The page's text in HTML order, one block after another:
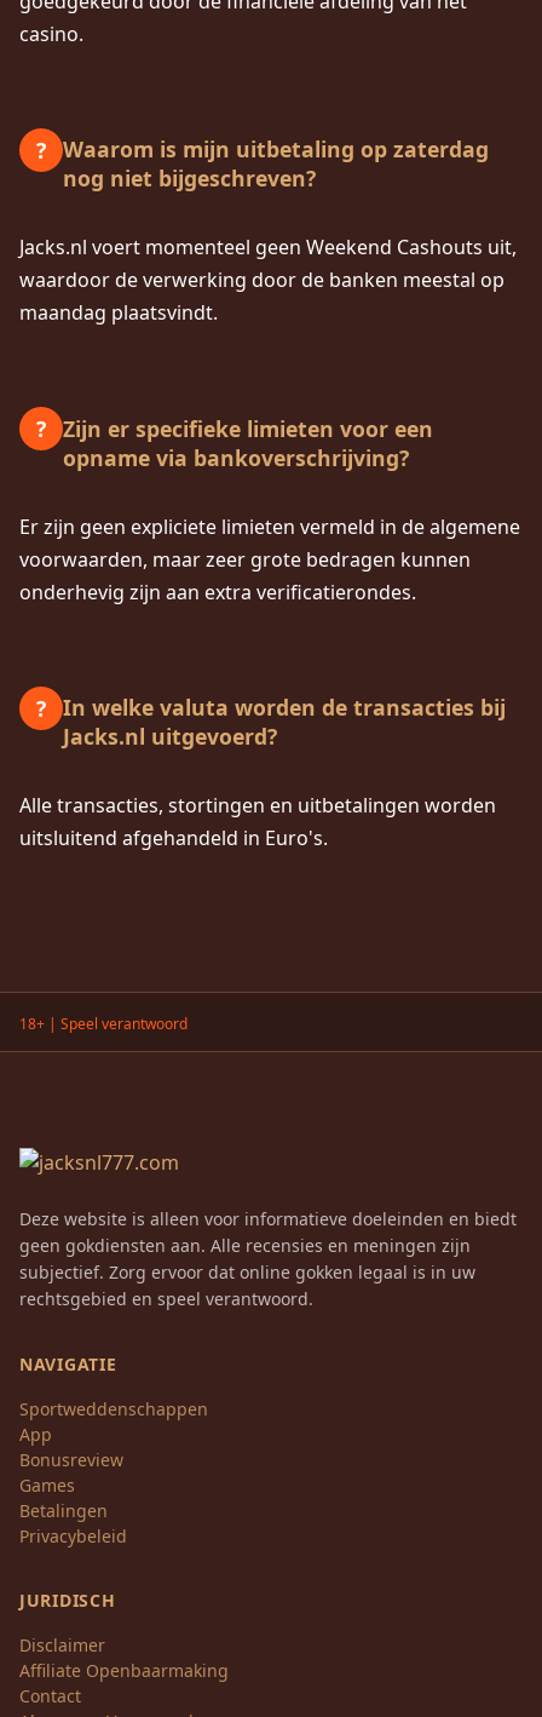
casino.
? Waarom is mijn uitbetaling op zaterdag
nog niet bijgeschreven?
Jacks.nl voert momenteel geen Weekend Cashouts uit,
waardoor de verwerking door de banken meestal op
maandag plaatsvindt.
? Zijn er specifieke limieten voor een
opname via bankoverschrijving?
Er zijn geen expliciete limieten vermeld in de algemene
voorwaarden, maar zeer grote bedragen kunnen
onderhevig zijn aan extra verificatierondes.
? In welke valuta worden de transacties bij
Jacks.nl uitgevoerd?
Alle transacties, stortingen en uitbetalingen worden
uitsluitend afgehandeld in Euro's.
18+ | Speel verantwoord
Deze website is alleen voor informatieve doeleinden en biedt
geen gokdiensten aan. Alle recensies en meningen zijn
subjectief. Zorg ervoor dat online gokken legaal is in uw
rechtsgebied en speel verantwoord.
NAVIGATIE
Sportweddenschappen
App
Bonusreview
Games
Betalingen
Privacybeleid
JURIDISCH
Disclaimer
Affiliate Openbaarmaking
Contact